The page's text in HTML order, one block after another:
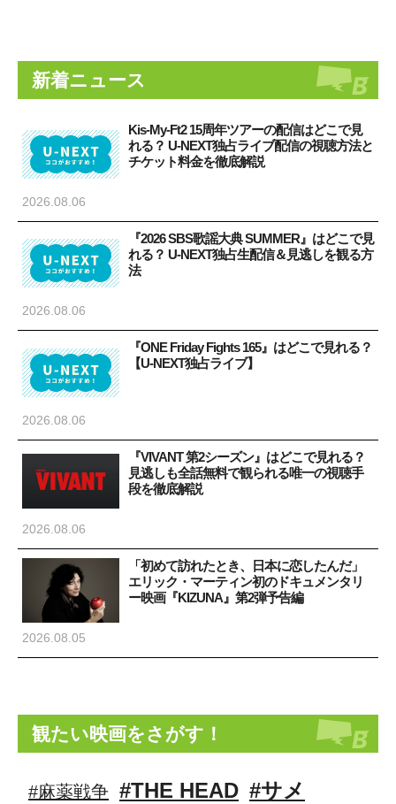
新着ニュース
Kis-My-Ft2 15周年ツアーの配信はどこで見
れる？ U-NEXT独占ライブ配信の視聴方法と
チケット料金を徹底解説
2026.08.06
『2026 SBS歌謡大典 SUMMER』はどこで見
れる？ U-NEXT独占生配信＆見逃しを観る方
法
2026.08.06
『ONE Friday Fights 165』はどこで見れる？
【U-NEXT独占ライブ】
2026.08.06
『VIVANT 第2シーズン』はどこで見れる？
見逃しも全話無料で観られる唯一の視聴手
段を徹底解説
2026.08.06
「初めて訪れたとき、日本に恋したんだ」
エリック・マーティン初のドキュメンタリ
ー映画『KIZUNA』第2弾予告編
2026.08.05
観たい映画をさがす！
#麻薬戦争 #THE HEAD #サメ